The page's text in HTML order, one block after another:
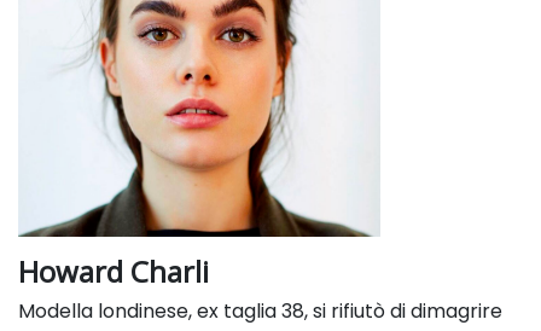
Howard Charli
Modella londinese, ex taglia 38, si rifiutò di dimagrire